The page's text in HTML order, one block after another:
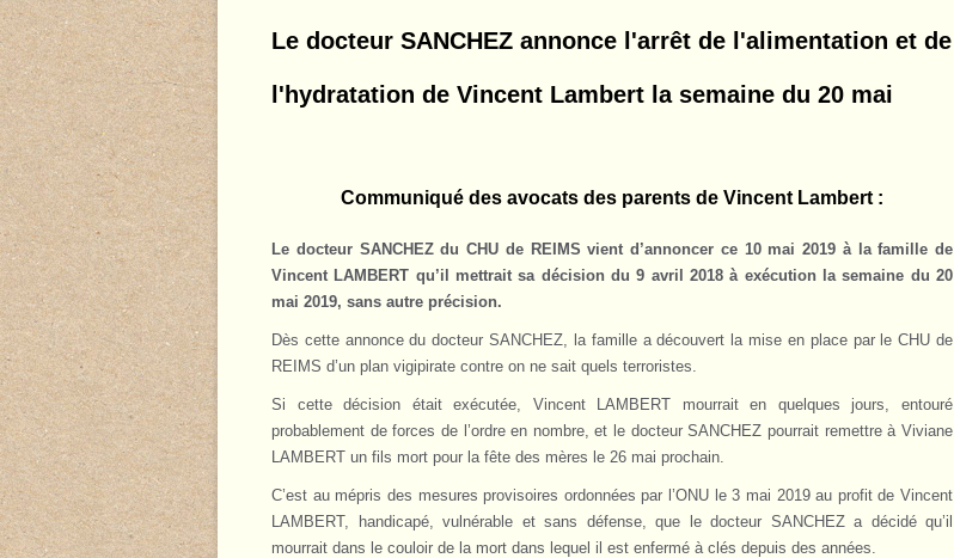
Le docteur SANCHEZ annonce l'arrêt de l'alimentation et de
l'hydratation de Vincent Lambert la semaine du 20 mai
Communiqué des avocats des parents de Vincent Lambert :
Le docteur SANCHEZ du CHU de REIMS vient d’annoncer ce 10 mai 2019 à la famille de
Vincent LAMBERT qu’il mettrait sa décision du 9 avril 2018 à exécution la semaine du 20
mai 2019, sans autre précision.
Dès cette annonce du docteur SANCHEZ, la famille a découvert la mise en place par le CHU de
REIMS d’un plan vigipirate contre on ne sait quels terroristes.
Si cette décision était exécutée, Vincent LAMBERT mourrait en quelques jours, entouré
probablement de forces de l’ordre en nombre, et le docteur SANCHEZ pourrait remettre à Viviane
LAMBERT un fils mort pour la fête des mères le 26 mai prochain.
C’est au mépris des mesures provisoires ordonnées par l’ONU le 3 mai 2019 au profit de Vincent
LAMBERT, handicapé, vulnérable et sans défense, que le docteur SANCHEZ a décidé qu’il
mourrait dans le couloir de la mort dans lequel il est enfermé à clés depuis des années.